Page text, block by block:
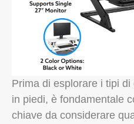
Prima di esplorare i tipi
in piedi, è fondamentale
chiave da considerare